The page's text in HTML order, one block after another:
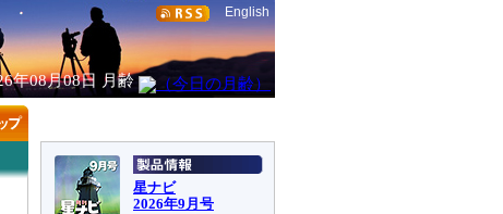
English
年08月08日 月齢
星ナビ
2026年9月号